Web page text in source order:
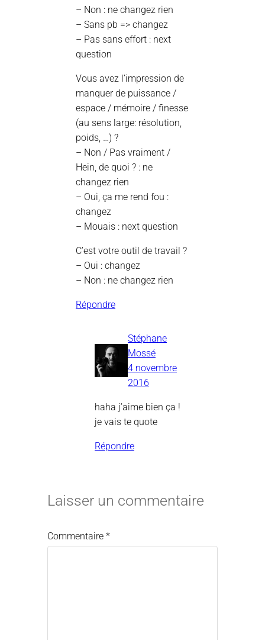
– Non : ne changez rien
– Sans pb => changez
– Pas sans effort : next
question
Vous avez l’impression de
manquer de puissance /
espace / mémoire / finesse
(au sens large: résolution,
poids, …) ?
– Non / Pas vraiment /
Hein, de quoi ? : ne
changez rien
– Oui, ça me rend fou :
changez
– Mouais : next question
C’est votre outil de travail ?
– Oui : changez
– Non : ne changez rien
Répondre
Stéphane
Mossé
4 novembre
2016
haha j’aime bien ça !
je vais te quote
Répondre
Laisser un commentaire
Commentaire *